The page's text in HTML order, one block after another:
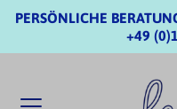
PERSÖNLICHE
+49